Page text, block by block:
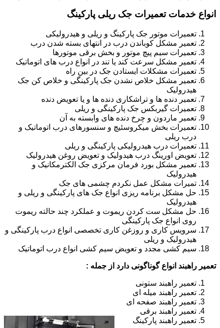
انواع خدمات تعمیرات جک ریلی پارکینگ
تعمیرات موتور جک پارکینگ و ریلی و هیدرولیکی
تعمیر مشکل کوباندن درب در انتهای بسته شدن درب
تعمیرات سیم پیچ موتور و بخش برقی موتورها
تعمیر مشکل سرعت کند یا تند در انواع درب های اتوماتیک
تعمیرات مشکلات ایستادن جک در بین راه
تعمیر مشکل خلاص نشدن جک پارکینگی و خلاص کن جک
هیدرولیک
تعمیر دنده ها و تراشکاری دنده ها و یا تعویض دنده
تعمیرات گیربکس جک پارکینگی و ریلی
تعمیر ماردون و چرخ دنده های وابسته به آن
تعمیرات بخش میکروسئیچ و سنسورهای درب اتوماتیک و
درب ریلی
تعمیرات درب هیدرولیکی پارکینگی و ریلی
تعویض اورینگ درب هیدولیک و تعویض روغن هیدرولیک
تعمیر مشکل بورد فرمان مرکزی جک الکترمکانیک و
هیدرولیک
تمیرات مشکل عمل نکردم چشمی های جک
حل مشکل برنامه ریزی انواع جک های پارکینگی و ریلی و
هیدرولیک
حل مشکل ست کردن ریموت و عملکرد چند حالته ریموت
روی انواع جک پارکینگی
سرویس کاری و روزغن کاری تخصصی انواع درب پارکینگی و
هیدرولیک و ریلی
سیم کشی مجدد و تعویض سیم کشی انواع درب اتوماتیک
تعمیر راهبند انواع گوناگونی دارد از جمله :
تعمیر راهبند ستونی
تعمیر راهبند میله ای
تعمیر راهبند صفحه ای
تعمیر راهبند برقی
تعمیر راهبند پارکینگ